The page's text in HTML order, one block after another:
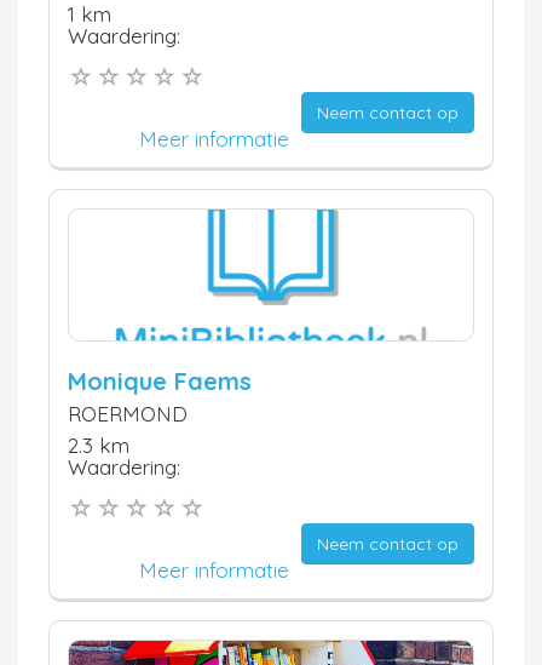
1 km
Waardering:
Neem contact op
Meer informatie
Monique Faems
ROERMOND
2.3 km
Waardering:
Neem contact op
Meer informatie